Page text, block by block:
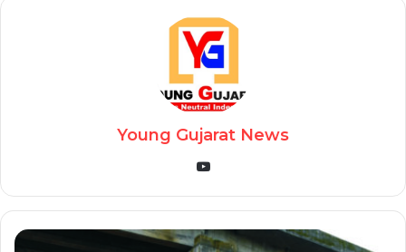
Young Gujarat News
YouTube